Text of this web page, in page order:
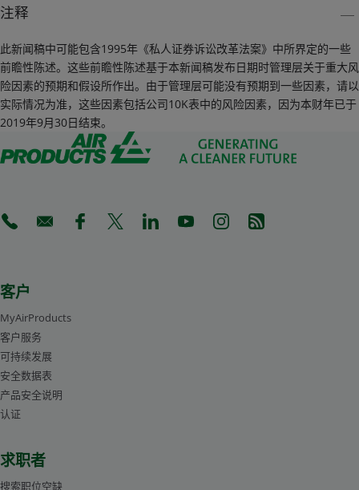
产业的客户提供生产所必需的工业气体、相关设备和应用专业技术。空气
时还开发、设计、建造、拥有并运营着一些全球最大型的工业气体项目，
包括气化项目。这些气化项目以可持续的方式将丰富的自然资源转换成合
成气，用于生产高附加值电力、燃料和化工品。
2019财年，公司在50个国家和地区的运营销售额达89亿美元，当前市值
超过650亿美元。其全球来自不同背景的1万7千多名充满热情、富有才华
和忠诚敬业的员工在空气产品公司更高目标的引领下，致力于创造创新的
airproducts.com.cn 或扫描关注“空气产品公司”中国区官方微信。
注释
此新闻稿中可能包含1995年《私人证券诉讼改革法案》中所界定的一些
前瞻性陈述。这些前瞻性陈述基于本新闻稿发布日期时管理层关于重大风
险因素的预期和假设所作出。由于管理层可能没有预期到一些因素，请以
实际情况为准，这些因素包括公司10K表中的风险因素，因为本财年已于
2019年9月30日结束。
(Opens in a new tab)
(Opens in a new tab)
(Opens in a new tab)
(Opens in a new tab)
(Opens in a new tab)
(Opens in a new tab)
(Opens in a new tab)
(Opens in a new
客户
MyAirProducts
客户服务
可持续发展
安全数据表
产品安全说明
认证
求职者
搜索职位空缺